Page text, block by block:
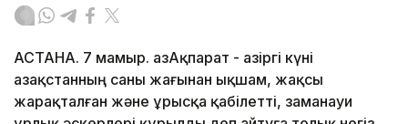
АСТАНА. 7 мамыр. ҚазАқпарат - Қазіргі күні
Қазақстанның саны жағынан ықшам, жақсы
жарақталған және ұрысқа қабілетті, заманауи